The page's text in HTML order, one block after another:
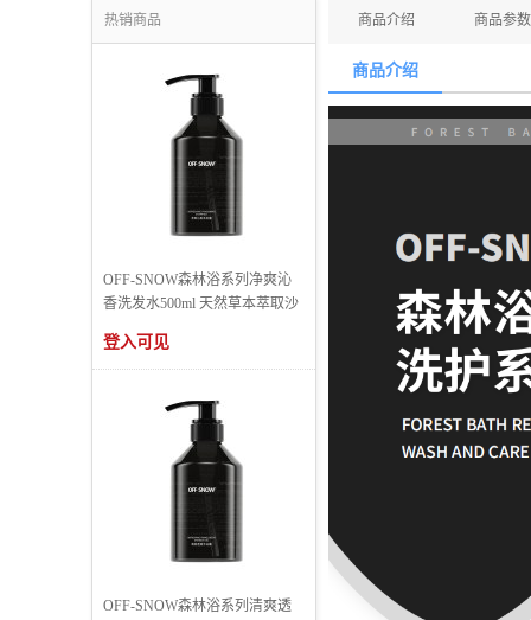
热销商品
OFF-SNOW森林浴系列净爽沁
香洗发水500ml 天然草本萃取沙
登入可见
OFF-SNOW森林浴系列清爽透
商品介绍 商品参数
商品介绍